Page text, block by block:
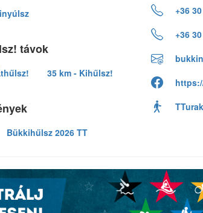
távok
35 km - Kihűlsz!
Bükkihűlsz 2026 TT
+36
+36